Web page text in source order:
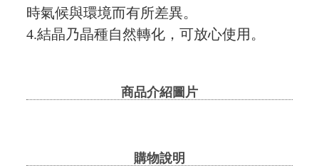
時氣候與環境而有所差異。
4.結晶乃晶種自然轉化，可放心使用。
商品介紹圖片
購物說明